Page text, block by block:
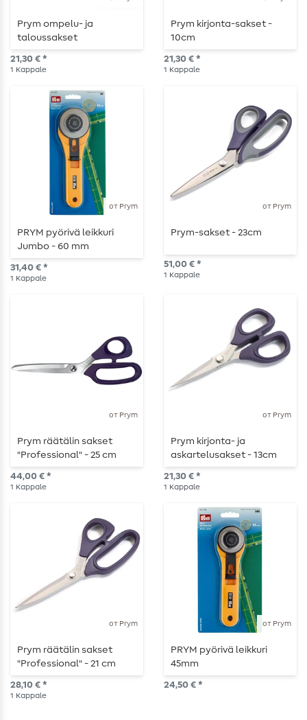
Prym ompelu- ja
taloussakset
"Professional" - 16,5 cm
21,30 € *
1 Kappale
Prym kirjonta-sakset -
10cm
21,30 € *
1 Kappale
от Prym
PRYM pyörivä leikkuri
Jumbo - 60 mm
31,40 € *
1 Kappale
от Prym
Prym-sakset - 23cm
51,00 € *
1 Kappale
от Prym
Prym räätälin sakset
"Professional" - 25 cm
44,00 € *
1 Kappale
от Prym
Prym kirjonta- ja
askartelusakset - 13cm
21,30 € *
1 Kappale
от Prym
Prym räätälin sakset
"Professional" - 21 cm
28,10 € *
1 Kappale
от Prym
PRYM pyörivä leikkuri
45mm
24,50 € *